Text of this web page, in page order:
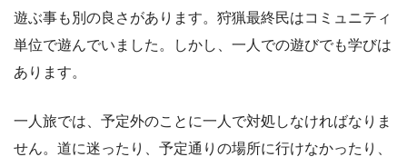
遊ぶ事も別の良さがあります。狩猟最終民はコミュニティ
単位で遊んでいました。しかし、一人での遊びでも学びは
あります。
一人旅では、予定外のことに一人で対処しなければなりま
せん。道に迷ったり、予定通りの場所に行けなかったり、